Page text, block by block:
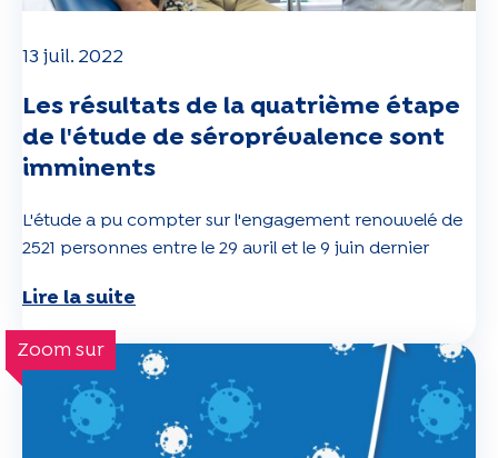
13 juil. 2022
Les résultats de la quatrième étape
de l'étude de séroprévalence sont
imminents
L'étude a pu compter sur l'engagement renouvelé de
2521 personnes entre le 29 avril et le 9 juin dernier
Lire la suite
Zoom sur